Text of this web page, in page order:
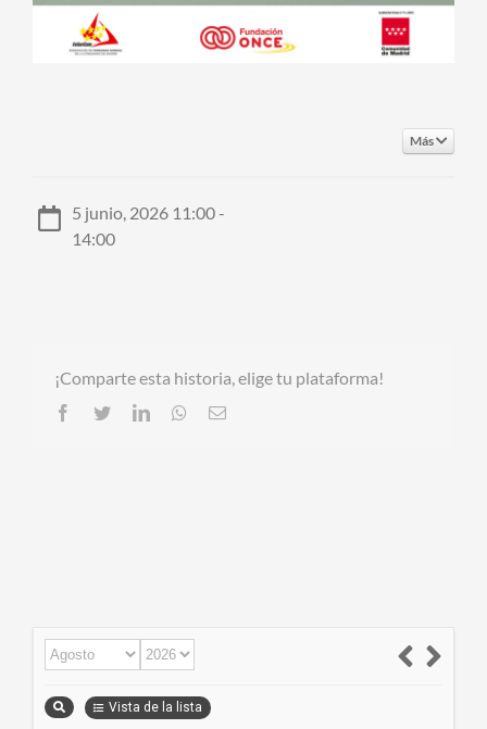
Más
5 junio, 2026 11:00 -
14:00
¡Comparte esta historia, elige tu plataforma!
Facebook
TwitterLinkedInWhatsapp
Email
Vista de la lista